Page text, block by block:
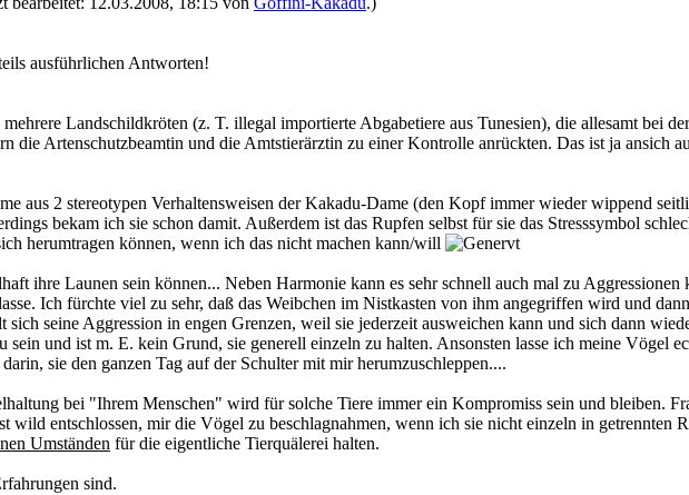
ausführlichen Antworten!
Landschildkröten (z. T. illegal importierte Abgabetiere aus Tunesien), die allesamt bei
die Artenschutzbeamtin und die Amtstierärztin zu einer Kontrolle anrückten. Das ist ja ansich
aus 2 stereotypen Verhaltensweisen der Kakadu-Dame (den Kopf immer wieder wippend
bekam ich sie schon damit. Außerdem ist das Rupfen selbst für sie das Stresssymbol
herumtragen können, wenn ich das nicht machen kann/will
ihre Launen sein können... Neben Harmonie kann es sehr schnell auch mal zu
Ich fürchte viel zu sehr, daß das Weibchen im Nistkasten von ihm angegriffen wird und
seine Aggression in engen Grenzen, weil sie jederzeit ausweichen kann und sich dann
und ist m. E. kein Grund, sie generell einzeln zu halten. Ansonsten lasse ich meine Vögel
sie den ganzen Tag auf der Schulter mit mir herumzuschleppen....
bei "Ihrem Menschen" wird für solche Tiere immer ein Kompromiss sein und bleiben.
entschlossen, mir die Vögel zu beschlagnahmen, wenn ich sie nicht einzeln in getrennten
Umständen für die eigentliche Tierquälerei halten.
sind.